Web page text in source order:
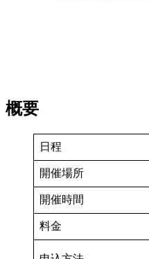
概要
日程
開催場所
開催時間
料金